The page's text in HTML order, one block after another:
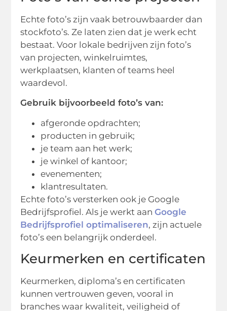
Echte foto’s zijn vaak betrouwbaarder dan
stockfoto’s. Ze laten zien dat je werk echt
bestaat. Voor lokale bedrijven zijn foto’s
van projecten, winkelruimtes,
werkplaatsen, klanten of teams heel
waardevol.
Gebruik bijvoorbeeld foto’s van:
afgeronde opdrachten;
producten in gebruik;
je team aan het werk;
je winkel of kantoor;
evenementen;
klantresultaten.
Echte foto’s versterken ook je Google
Bedrijfsprofiel. Als je werkt aanGoogle
Bedrijfsprofiel optimaliseren, zijn actuele
foto’s een belangrijk onderdeel.
Keurmerken en certificaten
Keurmerken, diploma’s en certificaten
kunnen vertrouwen geven, vooral in
branches waar kwaliteit, veiligheid of